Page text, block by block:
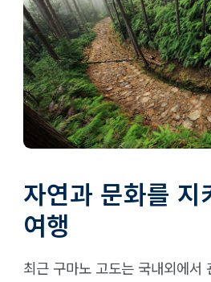
자연과 문화를 지
여행
최근 구마노 고도는 국내외에서